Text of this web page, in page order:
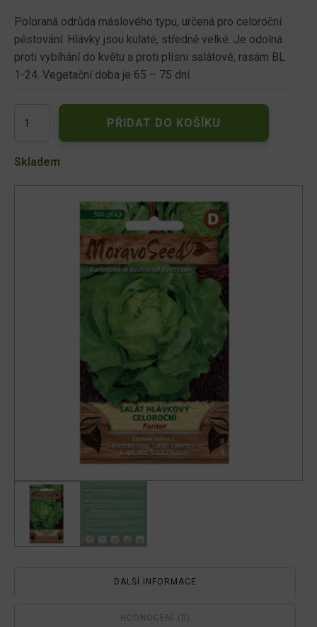
Poloraná odrůda máslového typu, určená pro celoroční
pěstování. Hlávky jsou kulaté, středně velké. Je odolná
proti vybíhání do květu a proti plísni salátové, rasám BL
1-24. Vegetační doba je 65 – 75 dní.
hlávkový
PANTER
PŘIDAT DO KOŠÍKU
Skladem
DALŠÍ INFORMACE
HODNOCENÍ (0)